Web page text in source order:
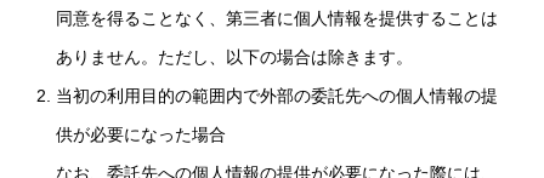
同意を得ることなく、第三者に個人情報を提供することは
ありません。ただし、以下の場合は除きます。
当初の利用目的の範囲内で外部の委託先への個人情報の提
供が必要になった場合
なお、委託先への個人情報の提供が必要になった際には、